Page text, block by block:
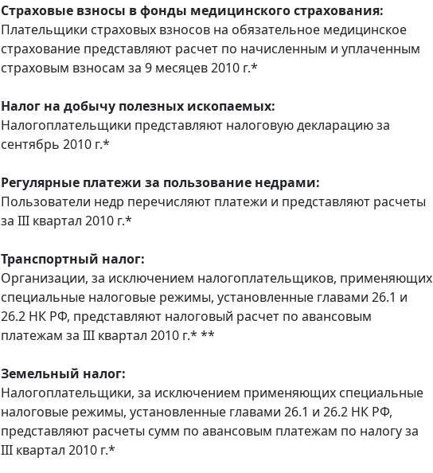
Страховые взносы в фонды медицинского страхования:
Плательщики страховых взносов на обязательное медицинское
страхование представляют расчет по начисленным и уплаченным
страховым взносам за 9 месяцев 2010 г.*
Налог на добычу полезных ископаемых:
Налогоплательщики представляют налоговую декларацию за
сентябрь 2010 г.*
Регулярные платежи за пользование недрами:
Пользователи недр перечисляют платежи и представляют расчеты
за III квартал 2010 г.*
Транспортный налог:
Организации, за исключением налогоплательщиков, применяющих
специальные налоговые режимы, установленные главами 26.1 и
26.2 НК РФ, представляют налоговый расчет по авансовым
платежам за III квартал 2010 г.* **
Земельный налог:
Налогоплательщики, за исключением применяющих специальные
налоговые режимы, установленные главами 26.1 и 26.2 НК РФ,
представляют расчеты сумм по авансовым платежам по налогу за
III квартал 2010 г.*